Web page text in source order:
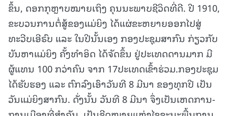
ຂຶ້ນ, ດອກກຸຫຼາບໝາຍເຖິງ ຄຸນນະພາບຊີວິດທີ່ດີ. ປີ 1910,
ຂະບວນການຕໍ່ສູ້ຂອງແມ່ຍິງ ໄດ້ແຜ່ຂະຫຍາຍອອກໄປສູ່
ທະວີບເອີຣົບ ແລະ ໃນປີນັ້ນເອງ ກອງປະຊຸມສາກົນ ກ່ຽວກັບ
ບັນຫາແມ່ຍິງ ຄັ້ງທຳອິດ ໄດ້ຈັດຂຶ້ນ ຢູ່ປະເທດດານມາກ ມີ
ຜູ້ແທນ 100 ກວ່າຄົນ ຈາກ 17ປະເທດເຂົ້າຮ່ວມ.ກອງປະຊຸມ
ໄດ້ຮັບຮອງ ແລະ ຕົກລົງເອົາວັນທີ 8 ມີນາ ຂອງທຸກປີ ເປັນ
ວັນແມ່ຍິງສາກົນ. ດັ່ງນັ້ນ ວັນທີ 8 ມີນາ ຈຶ່ງເປັນເຫດການ-